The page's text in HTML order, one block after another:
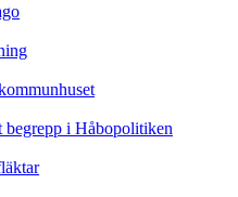
begrepp i Håbopolitiken